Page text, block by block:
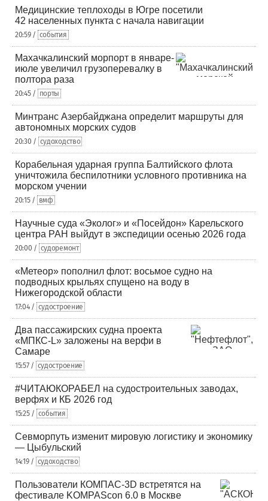
Медицинские теплоходы в Югре посетили
42 населенных пункта с начала навигации
20:59 / события
Махачкалинский морпорт в январе-
июле увеличил грузоперевалку в
полтора раза
20:45 / порты
Минтранс Азербайджана определит маршруты для
автономных морских судов
20:30 / судоходство
Корабельная ударная группа Балтийского флота
уничтожила беспилотники условного противника на
морском учении
20:15 / вмф
Научные суда «Эколог» и «Посейдон» Карельского
центра РАН выйдут в экспедиции осенью 2026 года
20:00 / судоремонт
«Метеор» пополнил флот: восьмое судно на
подводных крыльях спущено на воду в
Нижегородской области
17:04 / судостроение
Два пассажирских судна проекта
«МПКС-L» заложены на верфи в
Самаре
15:57 / судостроение
#ЧИТАЮКОРАБЕЛ на судостроительных заводах,
верфях и КБ 2026 год
15:25 / события
Севморпуть изменит мировую логистику и экономику
— Цыбульский
14:19 / судоходство
Пользователи КОМПАС-3D встретятся на
фестивале KOMPAScon 6.0 в Москве